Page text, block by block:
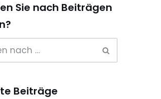
Sie nach Beiträgen
Beiträge